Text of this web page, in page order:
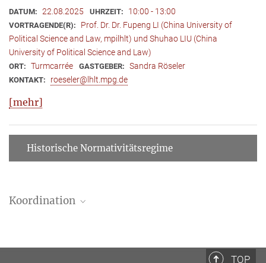
DATUM: 22.08.2025 UHRZEIT: 10:00 - 13:00
VORTRAGENDE(R):
Prof. Dr. Dr. Fupeng LI (China University of
Political Science and Law, mpilhlt) und Shuhao LIU (China
University of Political Science and Law)
ORT: Turmcarrée GASTGEBER: Sandra Röseler
KONTAKT: roeseler@lhlt.mpg.de
[mehr]
Historische Normativitätsregime
Koordination
TOP